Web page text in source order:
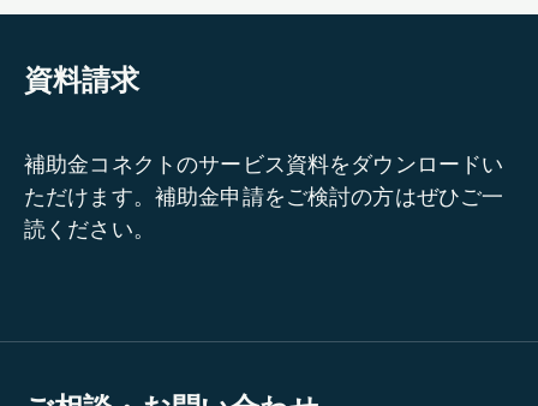
資料請求
補助金コネクトのサービス資料をダウンロードい
ただけます。補助金申請をご検討の方はぜひご一
読ください。